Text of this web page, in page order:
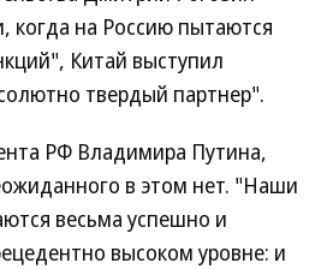
когда на Россию пытаются
Китай выступил
твердый партнер".
РФ Владимира Путина,
в этом нет. "Наши
весьма успешно и
высоком уровне: и